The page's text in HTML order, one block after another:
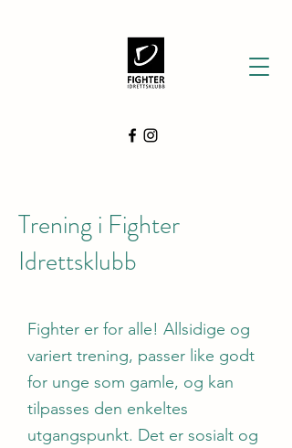
Trening i Fighter
Idrettsklubb
Fighter er for alle! Allsidige og
variert trening, passer like godt
for unge som gamle, og kan
tilpasses den enkeltes
utgangspunkt. Det er sosialt og